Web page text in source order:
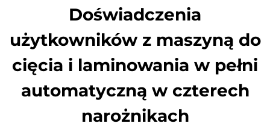
Doświadczenia
użytkowników z maszyną do
cięcia i laminowania w pełni
automatyczną w czterech
narożnikach